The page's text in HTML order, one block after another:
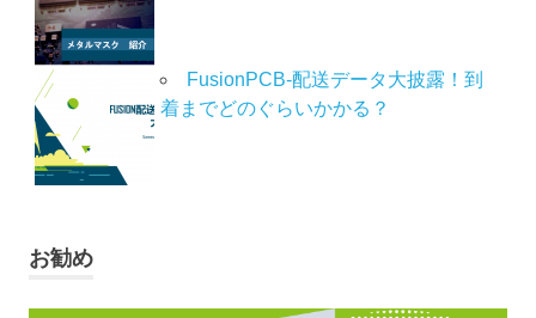
FusionPCB-配送データ大披露！到
着までどのぐらいかかる？
お勧め